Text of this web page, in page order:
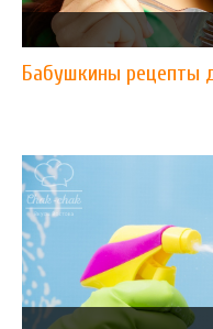
Бабушкины рецепты